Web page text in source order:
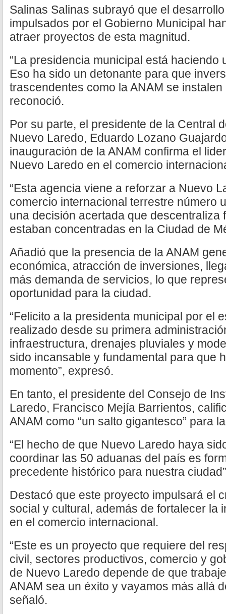
Salinas Salinas subrayó que el
impulsados por el Gobierno Municipal
atraer proyectos de esta magnitud.
“La presidencia municipal está haciendo
Eso ha sido un detonante para que
trascendentes como la ANAM se instalen
reconoció.
Por su parte, el presidente de la Central
Nuevo Laredo, Eduardo Lozano
inauguración de la ANAM confirma el
Nuevo Laredo en el comercio
“Esta agencia viene a reforzar a Nuevo
comercio internacional terrestre número
una decisión acertada que descentraliza
estaban concentradas en la Ciudad de
Añadió que la presencia de la ANAM
económica, atracción de inversiones,
más demanda de servicios, lo que
oportunidad para la ciudad.
“Felicito a la presidenta municipal por el
realizado desde su primera
infraestructura, drenajes pluviales y
sido incansable y fundamental para que
momento”, expresó.
En tanto, el presidente del Consejo de
Laredo, Francisco Mejía Barrientos,
ANAM como “un salto gigantesco” para
“El hecho de que Nuevo Laredo haya
coordinar las 50 aduanas del país es
precedente histórico para nuestra
Destacó que este proyecto impulsará el
social y cultural, además de fortalecer la
en el comercio internacional.
“Este es un proyecto que requiere del
civil, sectores productivos, comercio y
de Nuevo Laredo depende de que
ANAM sea un éxito y vayamos más allá
señaló.